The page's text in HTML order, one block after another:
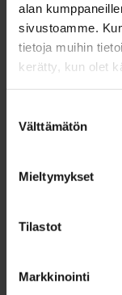
alan
sivustoamme.
tietoja muihin
kerätty, kun olet
valinta
Välttämätön
Mieltymykset
Tilastot
Markkinointi
RAKENNUSOIKEUS